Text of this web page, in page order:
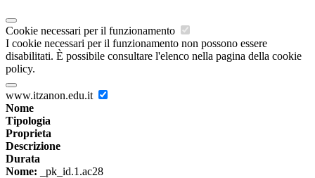
Cookie necessari per il funzionamento
I cookie necessari per il funzionamento non possono essere
disabilitati. È possibile consultare l'elenco nella pagina della cookie
policy.
www.itzanon.edu.it
Nome
Tipologia
Proprieta
Descrizione
Durata
Nome: _pk_id.1.ac28